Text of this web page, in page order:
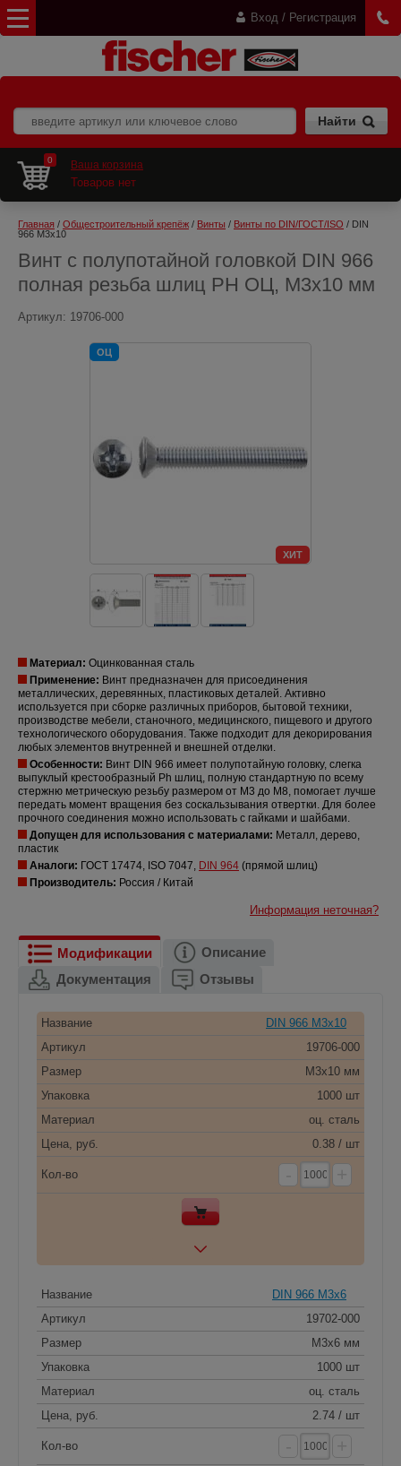
Вход / Регистрация
0 Ваша корзина
Товаров нет
Главная / Общестроительный крепёж / Винты / Винты по DIN/ГОСТ/ISO / DIN
966 M3x10
Винт с полупотайной головкой DIN 966
полная резьба шлиц PH ОЦ, M3x10 мм
Артикул: 19706-000
ОЦ
ХИТ
Материал: Оцинкованная сталь
Применение: Винт предназначен для присоединения
металлических, деревянных, пластиковых деталей. Активно
используется при сборке различных приборов, бытовой техники,
производстве мебели, станочного, медицинского, пищевого и другого
технологического оборудования. Также подходит для декорирования
любых элементов внутренней и внешней отделки.
Особенности: Винт DIN 966 имеет полупотайную головку, слегка
выпуклый крестообразный Ph шлиц, полную стандартную по всему
стержню метрическую резьбу размером от М3 до М8, помогает лучше
передать момент вращения без соскальзывания отвертки. Для более
прочного соединения можно использовать с гайками и шайбами.
Допущен для использования с материалами: Металл, дерево,
пластик
Аналоги: ГОСТ 17474, ISO 7047, DIN 964 (прямой шлиц)
Производитель: Россия / Китай
Информация неточная?
Модификации
Описание
Документация
Отзывы
Название
DIN 966 M3x10
Артикул
19706-000
Размер
M3x10 мм
Упаковка
1000 шт
Материал
оц. сталь
Цена, руб.
0.38 / шт
Кол-во
Название
DIN 966 M3x6
Артикул
19702-000
Размер
M3x6 мм
Упаковка
1000 шт
Материал
оц. сталь
Цена, руб.
2.74 / шт
Кол-во